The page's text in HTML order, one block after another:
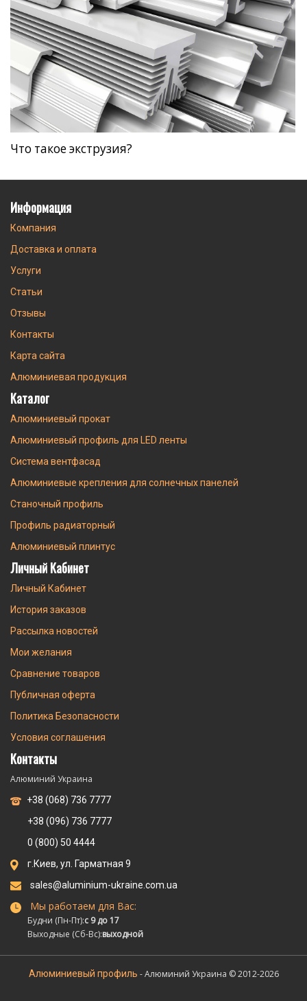
Что такое экструзия?
Информация
Компания
Доставка и оплата
Услуги
Статьи
Отзывы
Контакты
Карта сайта
Алюминиевая продукция
Каталог
Алюминиевый прокат
Алюминиевый профиль для LED ленты
Система вентфасад
Алюминиевые крепления для солнечных панелей
Станочный профиль
Профиль радиаторный
Алюминиевый плинтус
Личный Кабинет
Личный Кабинет
История заказов
Рассылка новостей
Мои желания
Сравнение товаров
Публичная оферта
Политика Безопасности
Условия соглашения
Контакты
Алюминий Украина
+38 (068) 736 7777
+38 (096) 736 7777
0 (800) 50 4444
г.Киев, ул. Гарматная 9
sales@aluminium-ukraine.com.ua
Мы работаем для Вас:
Будни (Пн-Пт):с 9 до 17
Выходные (Сб-Вс):выходной
Алюминиевый профиль - Алюминий Украина © 2012-2026